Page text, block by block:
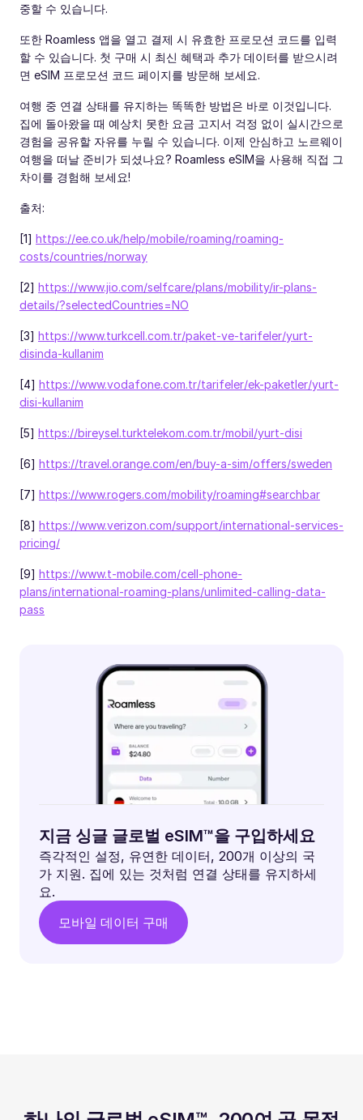
중할 수 있습니다.
또한 Roamless 앱을 열고 결제 시 유효한 프로모션 코드를 입력
할 수 있습니다. 첫 구매 시 최신 혜택과 추가 데이터를 받으시려
면 eSIM 프로모션 코드 페이지를 방문해 보세요.
여행 중 연결 상태를 유지하는 똑똑한 방법은 바로 이것입니다.
집에 돌아왔을 때 예상치 못한 요금 고지서 걱정 없이 실시간으로
경험을 공유할 자유를 누릴 수 있습니다. 이제 안심하고 노르웨이
여행을 떠날 준비가 되셨나요? Roamless eSIM을 사용해 직접 그
차이를 경험해 보세요!
출처:
[1] https://ee.co.uk/help/mobile/roaming/roaming-
costs/countries/norway
[2] https://www.jio.com/selfcare/plans/mobility/ir-plans-
details/?selectedCountries=NO
[3] https://www.turkcell.com.tr/paket-ve-tarifeler/yurt-
disinda-kullanim
[4] https://www.vodafone.com.tr/tarifeler/ek-paketler/yurt-
disi-kullanim
[5] https://bireysel.turktelekom.com.tr/mobil/yurt-disi
[6] https://travel.orange.com/en/buy-a-sim/offers/sweden
[7] https://www.rogers.com/mobility/roaming#searchbar
[8] https://www.verizon.com/support/international-services-
pricing/
[9] https://www.t-mobile.com/cell-phone-
plans/international-roaming-plans/unlimited-calling-data-
pass
지금 싱글 글로벌 eSIM™을 구입하세요
즉각적인 설정, 유연한 데이터, 200개 이상의 국
가 지원. 집에 있는 것처럼 연결 상태를 유지하세
요.
모바일 데이터 구매